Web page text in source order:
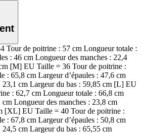
Tour de poitrine : 57 cm Longueur totale :
: 46 cm Longueur des manches : 22,4
[M] EU Taille = 36 Tour de poitrine :
: 65,8 cm Largeur d’épaules : 47,6 cm
23,1 cm Largeur du bas : 59,85 cm [L] EU
: 62,7 cm Longueur totale : 66,8 cm
cm Longueur des manches : 23,8 cm
[XL] EU Taille = 40 Tour de poitrine :
: 67,8 cm Largeur d’épaules : 50,8 cm
24,5 cm Largeur du bas : 65,55 cm